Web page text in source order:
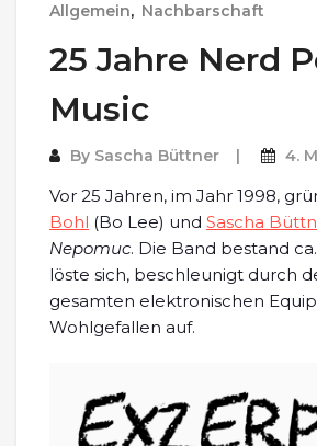
Allgemein, Nachbarschaft
25 Jahre Nerd
Music
By Sascha Büttner 4.
Vor 25 Jahren, im Jahr 1998,
Bohl (Bo Lee) und Sascha
Nepomuc. Die Band bestand
löste sich, beschleunigt durch
gesamten elektronischen
Wohlgefallen auf.